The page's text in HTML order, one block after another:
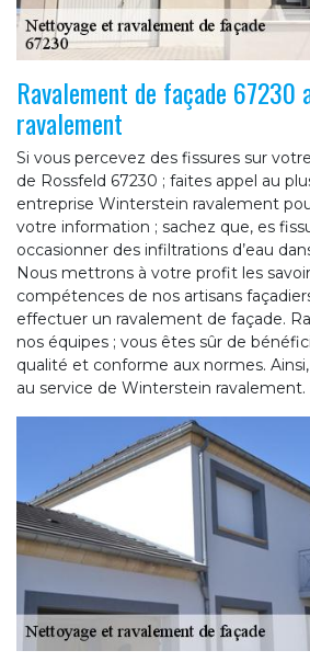
Ravalement de façade 67230
ravalement
Si vous percevez des fissures sur
de Rossfeld 67230 ; faites appel au
entreprise Winterstein ravalement
votre information ; sachez que, es
occasionner des infiltrations d’eau
Nous mettrons à votre profit les
compétences de nos artisans
effectuer un ravalement de façade.
nos équipes ; vous êtes sûr de
qualité et conforme aux normes.
au service de Winterstein ravalement.